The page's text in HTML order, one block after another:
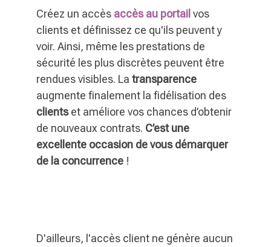
Créez un accès accès au portail vos
clients et définissez ce qu'ils peuvent y
voir. Ainsi, même les prestations de
sécurité les plus discrètes peuvent être
rendues visibles. La transparence
augmente finalement la fidélisation des
clientset améliore vos chances d’obtenir
de nouveaux contrats. C’est une
excellente occasion de vous démarquer
de la concurrence !
D'ailleurs, l'accès client ne génère aucun